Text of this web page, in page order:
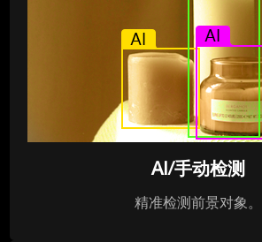
AI/手动检测
精准检测前景对象。